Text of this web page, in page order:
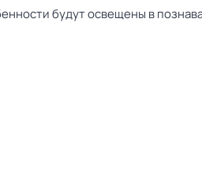
будут освещены в